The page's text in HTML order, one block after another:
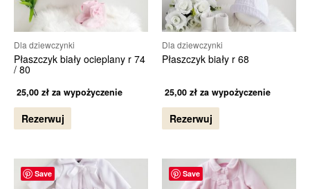
Dla dziewczynki
Płaszczyk biały ocieplany r 74
/ 80
25,00 zł za wypożyczenie
Rezerwuj
Dla dziewczynki
Płaszczyk biały r 68
25,00 zł za wypożyczenie
Rezerwuj
Save Save